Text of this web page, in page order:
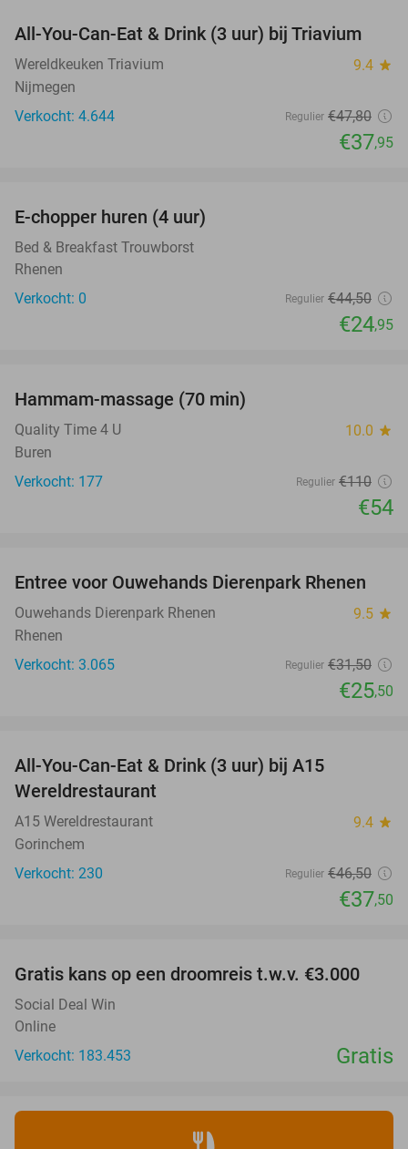
21%
All-You-Can-Eat & Drink (3 uur) bij Triavium
Wereldkeuken Triavium 9.4 star
Nijmegen
Verkocht: 4.644
Regulier €47,80
€37,95
NEW
TODAY
E-chopper huren (4 uur)
Bed & Breakfast Trouwborst
Rhenen
Verkocht: 0
Regulier €44,50
€24,95
Hammam-massage (70 min)
Quality Time 4 U 10.0 star
Buren
Verkocht: 177
Regulier €110
€54
19%
Entree voor Ouwehands Dierenpark Rhenen
Ouwehands Dierenpark Rhenen 9.5 star
Rhenen
Verkocht: 3.065
Regulier €31,50
€25,50
All-You-Can-Eat & Drink (3 uur) bij A15
Wereldrestaurant
A15 Wereldrestaurant 9.4 star
Gorinchem
Verkocht: 230
Regulier €46,50
€37,50
Gratis kans op een droomreis t.w.v. €3.000
Social Deal Win
Online
Verkocht: 183.453
Gratis